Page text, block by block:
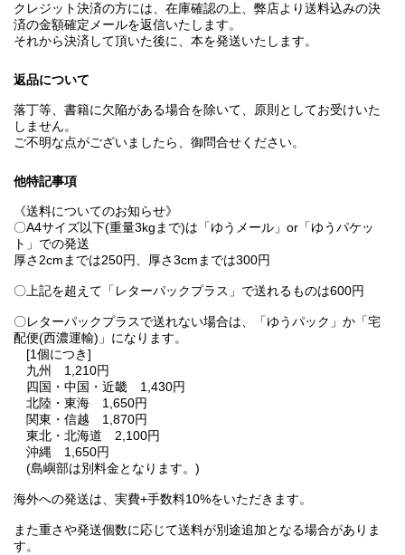
クレジット決済の方には、在庫確認の上、弊店より送料込みの決
済の金額確定メールを返信いたします。
それから決済して頂いた後に、本を発送いたします。
返品について
落丁等、書籍に欠陥がある場合を除いて、原則としてお受けいた
しません。
ご不明な点がございましたら、御問合せください。
他特記事項
《送料についてのお知らせ》
〇A4サイズ以下(重量3kgまで)は「ゆうメール」or「ゆうパケッ
ト」での発送
厚さ2cmまでは250円、厚さ3cmまでは300円
〇上記を超えて「レターパックプラス」で送れるものは600円
〇レターパックプラスで送れない場合は、「ゆうパック」か「宅
配便(西濃運輸)」になります。
[1個につき]
九州 1,210円
四国・中国・近畿 1,430円
北陸・東海 1,650円
関東・信越 1,870円
東北・北海道 2,100円
沖縄 1,650円
(島嶼部は別料金となります。)
海外への発送は、実費+手数料10%をいただきます。
また重さや発送個数に応じて送料が別途追加となる場合がありま
す。